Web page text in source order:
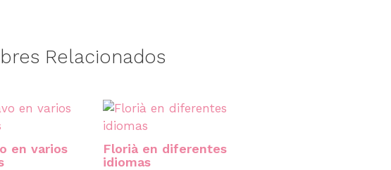
Relacionados
en varios
Florià en diferentes
idiomas